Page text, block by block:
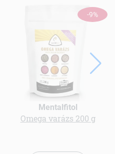
-9%
Mentalfitol
Omega varázs 200 g